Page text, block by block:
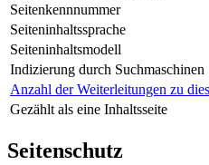
Seitenkennnummer
Seiteninhaltssprache
Seiteninhaltsmodell
Indizierung durch Suchmaschinen
Anzahl der Weiterleitungen zu
Gezählt als eine Inhaltsseite
Seitenschutz